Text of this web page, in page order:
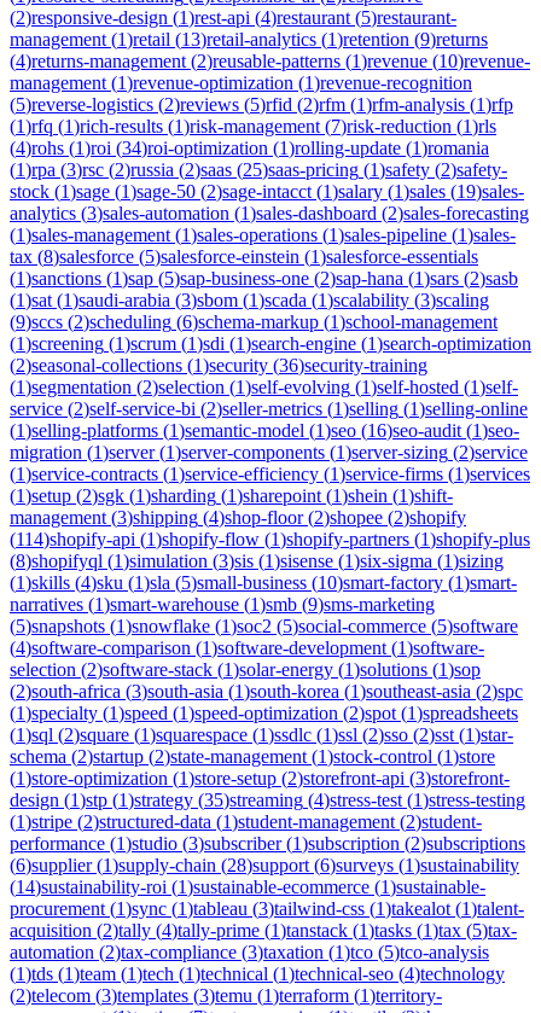
(2)responsive-design (1)rest-api (4)restaurant (5)restaurant-
management (1)retail (13)retail-analytics (1)retention (9)returns
(4)returns-management (2)reusable-patterns (1)revenue (10)revenue-
management (1)revenue-optimization (1)revenue-recognition
(5)reverse-logistics (2)reviews (5)rfid (2)rfm (1)rfm-analysis (1)rfp
(1)rfq (1)rich-results (1)risk-management (7)risk-reduction (1)rls
(4)rohs (1)roi (34)roi-optimization (1)rolling-update (1)romania
(1)rpa (3)rsc (2)russia (2)saas (25)saas-pricing (1)safety (2)safety-
stock (1)sage (1)sage-50 (2)sage-intacct (1)salary (1)sales (19)sales-
analytics (3)sales-automation (1)sales-dashboard (2)sales-forecasting
(1)sales-management (1)sales-operations (1)sales-pipeline (1)sales-
tax (8)salesforce (5)salesforce-einstein (1)salesforce-essentials
(1)sanctions (1)sap (5)sap-business-one (2)sap-hana (1)sars (2)sasb
(1)sat (1)saudi-arabia (3)sbom (1)scada (1)scalability (3)scaling
(9)sccs (2)scheduling (6)schema-markup (1)school-management
(1)screening (1)scrum (1)sdi (1)search-engine (1)search-optimization
(2)seasonal-collections (1)security (36)security-training
(1)segmentation (2)selection (1)self-evolving (1)self-hosted (1)self-
service (2)self-service-bi (2)seller-metrics (1)selling (1)selling-online
(1)selling-platforms (1)semantic-model (1)seo (16)seo-audit (1)seo-
migration (1)server(1)server-components (1)server-sizing (2)service
(1)service-contracts (1)service-efficiency (1)service-firms (1)services
(1)setup (2)sgk (1)sharding (1)sharepoint (1)shein (1)shift-
management (3)shipping (4)shop-floor(2)shopee (2)shopify
(114)shopify-api (1)shopify-flow (1)shopify-partners (1)shopify-plus
(8)shopifyql (1)simulation (3)sis (1)sisense (1)six-sigma (1)sizing
(1)skills (4)sku (1)sla (5)small-business (10)smart-factory (1)smart-
narratives (1)smart-warehouse (1)smb (9)sms-marketing
(5)snapshots (1)snowflake (1)soc2 (5)social-commerce (5)software
(4)software-comparison (1)software-development (1)software-
selection (2)software-stack (1)solar-energy (1)solutions (1)sop
(2)south-africa (3)south-asia (1)south-korea (1)southeast-asia (2)spc
(1)specialty (1)speed (1)speed-optimization (2)spot (1)spreadsheets
(1)sql (2)square (1)squarespace (1)ssdlc (1)ssl (2)sso (2)sst (1)star-
schema (2)startup (2)state-management (1)stock-control (1)store
(1)store-optimization (1)store-setup (2)storefront-api (3)storefront-
design (1)stp (1)strategy (35)streaming (4)stress-test (1)stress-testing
(1)stripe (2)structured-data (1)student-management (2)student-
performance (1)studio (3)subscriber(1)subscription (2)subscriptions
(6)supplier(1)supply-chain (28)support (6)surveys (1)sustainability
(14)sustainability-roi (1)sustainable-ecommerce (1)sustainable-
procurement (1)sync (1)tableau (3)tailwind-css (1)takealot (1)talent-
acquisition (2)tally (4)tally-prime (1)tanstack (1)tasks (1)tax (5)tax-
automation (2)tax-compliance (3)taxation (1)tco (5)tco-analysis
(1)tds (1)team (1)tech (1)technical (1)technical-seo (4)technology
(2)telecom (3)templates (3)temu (1)terraform (1)territory-